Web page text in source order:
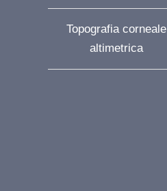
Topografia corneale
altimetrica